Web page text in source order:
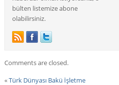
bülten listemize abone
olabilirsiniz.
Comments are closed.
«Türk Dünyası Bakü İşletme